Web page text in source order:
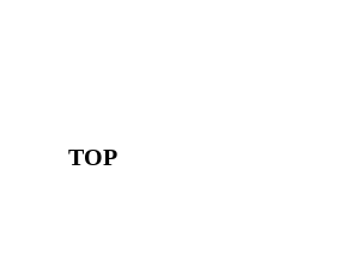
TOP